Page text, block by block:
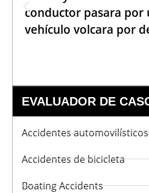
conductor pasara por
vehículo volcara por
EVALUADOR DE
Accidentes automovilísticos
Accidentes de bicicleta
Boating Accidents